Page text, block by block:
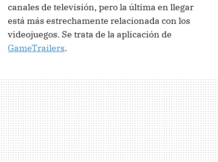
canales de televisión, pero la última en llegar
está más estrechamente relacionada con los
videojuegos. Se trata de la aplicación de
GameTrailers.